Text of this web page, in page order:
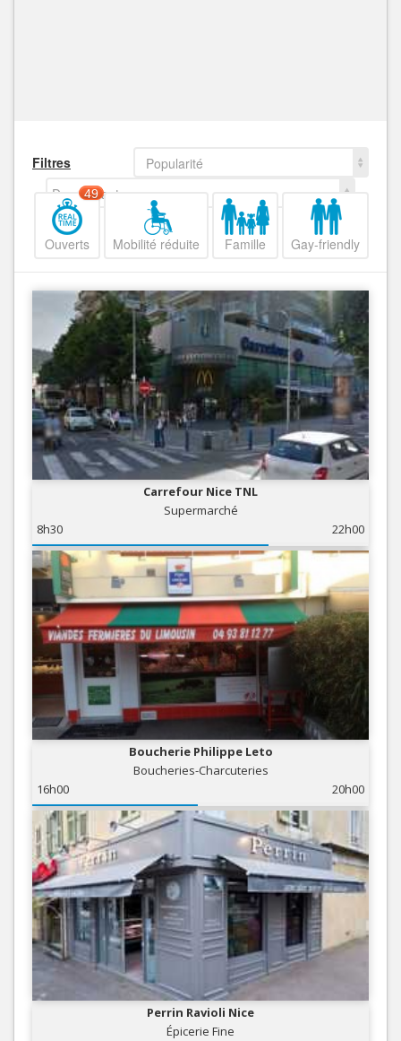
Filtres
Popularité
Decroissant
Ouverts
49
Mobilité réduite Famille Gay-friendly
Carrefour Nice TNL
Supermarché
8h30
22h00
Boucherie Philippe Leto
Boucheries-Charcuteries
16h00
20h00
Perrin Ravioli Nice
Épicerie Fine